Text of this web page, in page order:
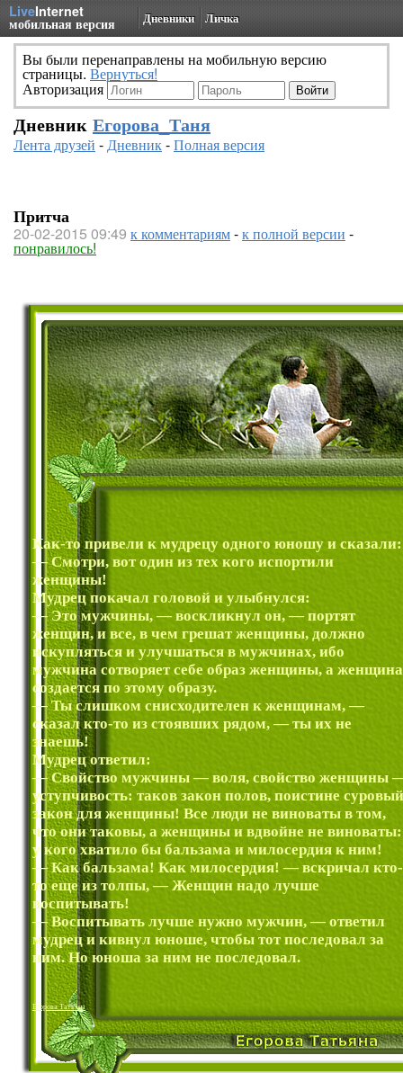
LiveInternet
мобильная версия Дневники Личка
Вы были перенаправлены на мобильную версию
страницы. Вернуться!
Авторизация
Дневник Егорова_Таня
Лента друзей -Дневник-Полная версия
Притча
20-02-2015 09:49 к комментариям-к полной версии -
понравилось!
Как-то привели к мудрецу одного юношу и сказали:
— Смотри, вот один из тех кого испортили
женщины!
Мудрец покачал головой и улыбнулся:
— Это мужчины, — воскликнул он, — портят
женщин, и все, в чем грешат женщины, должно
искупляться и улучшаться в мужчинах, ибо
мужчина сотворяет себе образ женщины, а женщина
создается по этому образу.
— Ты слишком снисходителен к женщинам, —
сказал кто-то из стоявших рядом, — ты их не
знаешь!
Мудрец ответил:
— Свойство мужчины — воля, свойство женщины
уступчивость: таков закон полов, поистине суровый
закон для женщины! Все люди не виноваты в том,
что они таковы, а женщины и вдвойне не виноваты:
у кого хватило бы бальзама и милосердия к ним!
— Как бальзама! Как милосердия! — вскричал кто-
то еще из толпы, — Женщин надо лучше
воспитывать!
— Воспитывать лучше нужно мужчин, — ответил
мудрец и кивнул юноше, чтобы тот последовал за
ним. Но юноша за ним не последовал.
Егорова Татьяна